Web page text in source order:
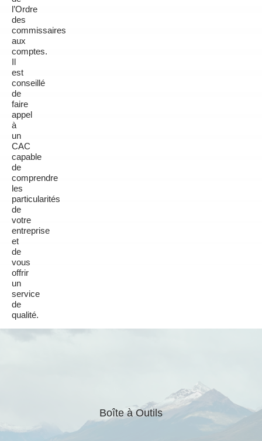
l’Ordre
des
commissaires
aux
comptes.
Il
est
conseillé
de
faire
appel
à
un
CAC
capable
de
comprendre
les
particularités
de
votre
entreprise
et
de
vous
offrir
un
service
de
qualité.
Boîte à Outils